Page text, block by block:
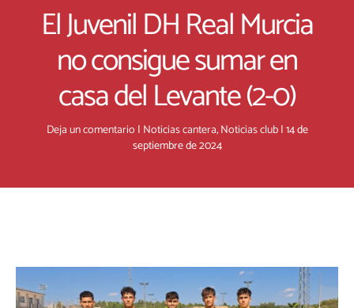
El Juvenil DH Real Murcia
no consigue sumar en
casa del Levante (2-0)
Deja un comentario | Noticias cantera,Noticias club|14 de
septiembre de 2024